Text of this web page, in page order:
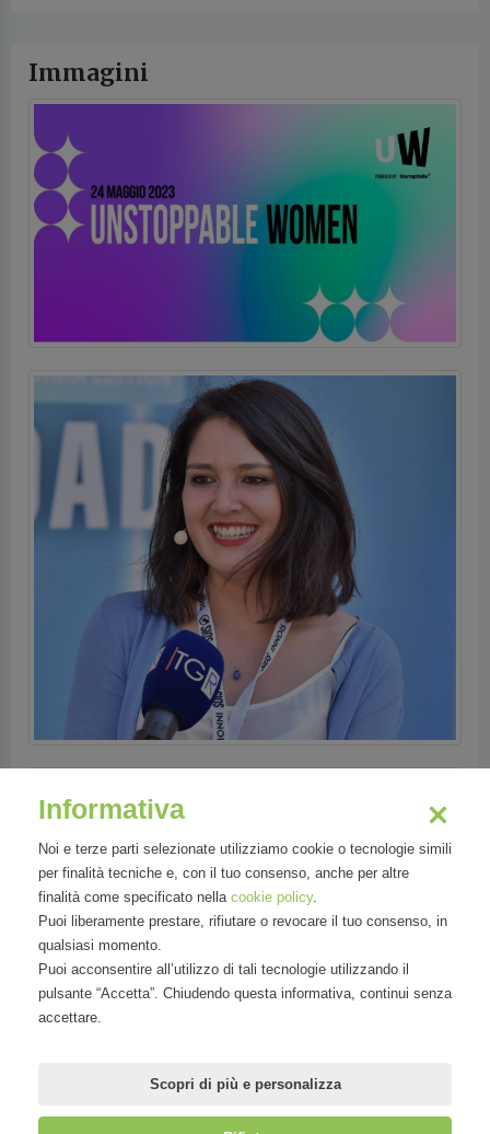
Immagini
Informativa
Noi e terze parti selezionate utilizziamo cookie o tecnologie simili
per finalità tecniche e, con il tuo consenso, anche per altre
finalità come specificato nella cookie policy.
Puoi liberamente prestare, rifiutare o revocare il tuo consenso, in
qualsiasi momento.
Puoi acconsentire all’utilizzo di tali tecnologie utilizzando il
pulsante “Accetta”. Chiudendo questa informativa, continui senza
accettare.
Scopri di più e personalizza